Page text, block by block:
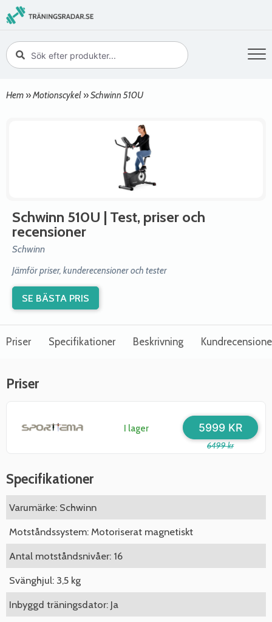
Hem »Motionscykel »Schwinn 510U
Schwinn 510U | Test, priser och
recensioner
Schwinn
Jämför priser, kunderecensioner och tester
SE BÄSTA PRIS
Priser Specifikationer Beskrivning
Priser
I lager
6499 kr
5999 KR
Specifikationer
Varumärke: Schwinn
Motståndssystem: Motoriserat magnetiskt
Antal motståndsnivåer: 16
Svänghjul: 3,5 kg
Inbyggd träningsdator: Ja